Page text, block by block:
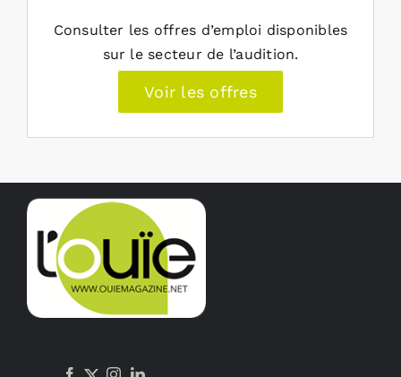
Consulter les offres d’emploi disponibles
sur le secteur de l’audition.
Voir les offres